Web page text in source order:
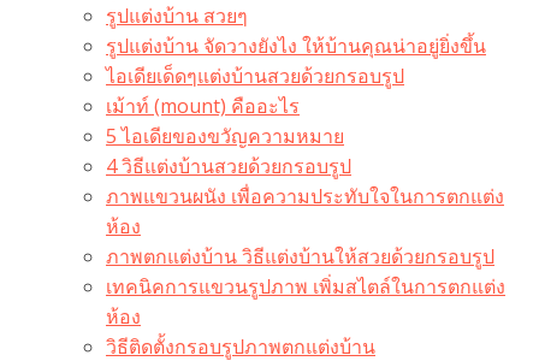
รูปแต่งบ้าน สวยๆ
รูปแต่งบ้าน จัดวางยังไง ให้บ้านคุณน่าอยู่ยิ่งขึ้น
ไอเดียเด็ดๆแต่งบ้านสวยด้วยกรอบรูป
เม้าท์ (mount) คืออะไร​
5 ไอเดียของขวัญความหมาย
4 วิธีแต่งบ้านสวยด้วยกรอบรูป
ภาพแขวนผนัง เพื่อความประทับใจในการตกแต่ง
ห้อง
ภาพตกแต่งบ้าน วิธีแต่งบ้านให้สวยด้วยกรอบรูป
เทคนิคการแขวนรูปภาพ เพิ่มสไตล์ในการตกแต่ง
ห้อง
วิธีติดตั้งกรอบรูปภาพตกแต่งบ้าน